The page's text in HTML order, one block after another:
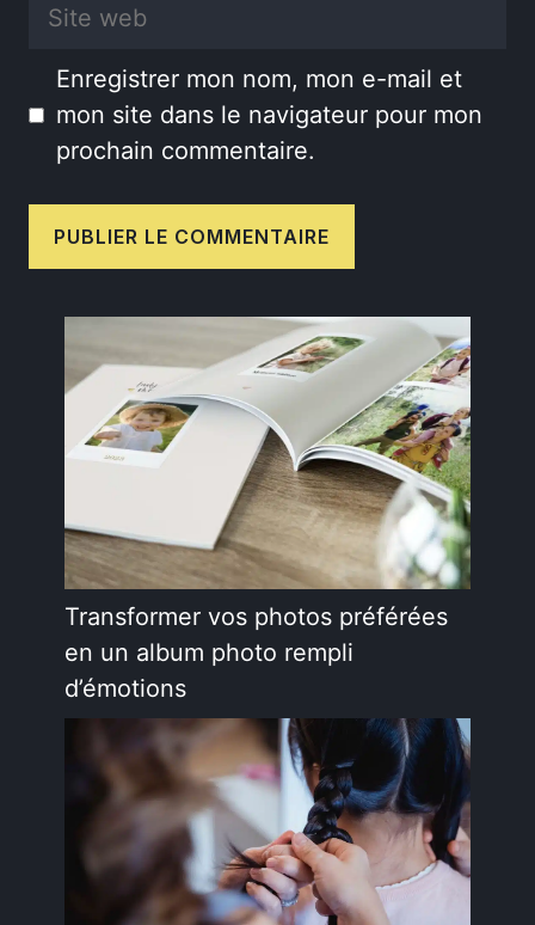
Enregistrer mon nom, mon e-mail et
mon site dans le navigateur pour mon
prochain commentaire.
Transformer vos photos préférées
en un album photo rempli
d’émotions